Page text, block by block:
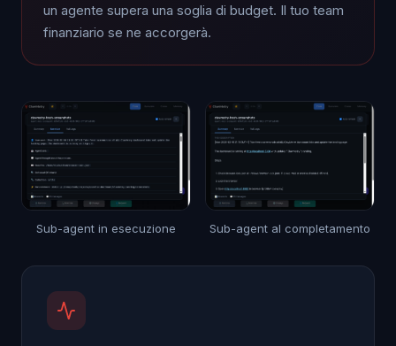
un agente supera una soglia di budget. Il tuo team
finanziario se ne accorgerà.
Sub-agent in esecuzione Sub-agent al completamento